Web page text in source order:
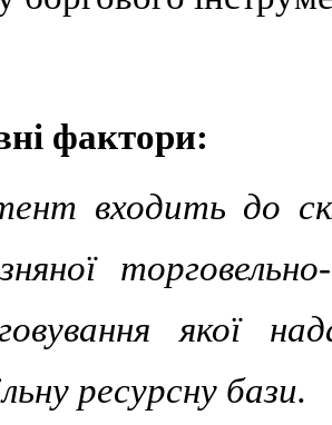
фактори:
входить до
якої
ресурсну бази.